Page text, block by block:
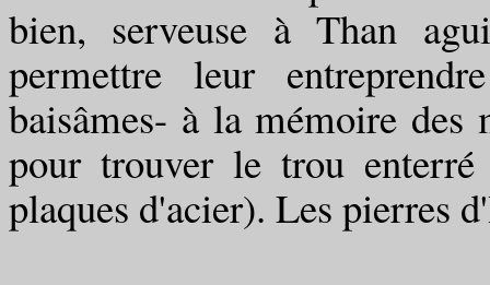
bien, serveuse à Than
permettre leur
baisâmes- à la mémoire des
pour trouver le trou
plaques d'acier). Les pierres